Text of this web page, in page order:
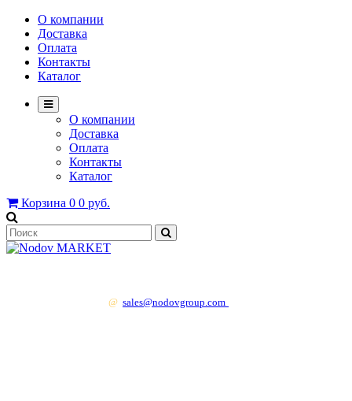
О компании
Доставка
Оплата
Контакты
Каталог
О компании
Доставка
Оплата
Контакты
Каталог
Корзина 0 0 руб.
@ sales@nodovgroup.com